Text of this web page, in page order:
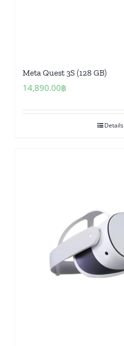
Meta Quest 3S (128 GB)
14,890.00฿
Details